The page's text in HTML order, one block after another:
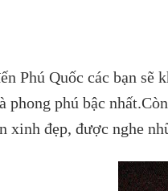
Phú Quốc các bạn sẽ
phong phú bậc
xinh đẹp, được nghe